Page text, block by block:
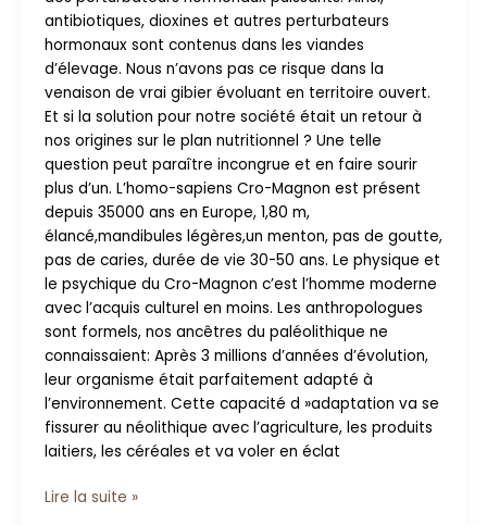
antibiotiques, dioxines et autres perturbateurs
hormonaux sont contenus dans les viandes
d’élevage. Nous n’avons pas ce risque dans la
venaison de vrai gibier évoluant en territoire ouvert.
Et si la solution pour notre société était un retour à
nos origines sur le plan nutritionnel ? Une telle
question peut paraître incongrue et en faire sourir
plus d’un. L’homo-sapiens Cro-Magnon est présent
depuis 35000 ans en Europe, 1,80 m,
élancé,mandibules légères,un menton, pas de goutte,
pas de caries, durée de vie 30-50 ans. Le physique et
le psychique du Cro-Magnon c’est l’homme moderne
avec l’acquis culturel en moins. Les anthropologues
sont formels, nos ancêtres du paléolithique ne
connaissaient: Après 3 millions d’années d’évolution,
leur organisme était parfaitement adapté à
l’environnement. Cette capacité d »adaptation va se
fissurer au néolithique avec l’agriculture, les produits
laitiers, les céréales et va voler en éclat
Lire la suite »